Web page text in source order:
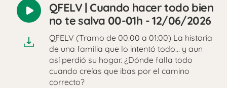
Reproducir
audio
QFELV | Cuando hacer todo bien
no te salva 00-01h - 12/06/2026
QFELV (Tramo de 00:00 a 01:00) La historia
de una familia que lo intentó todo… y aun
así perdió su hogar. ¿Dónde falla todo
cuando creías que ibas por el camino
correcto?